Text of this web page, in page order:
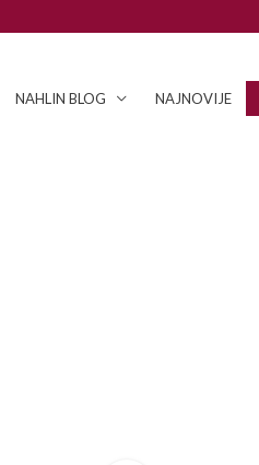
NAHLIN BLOG NAJNOVIJE